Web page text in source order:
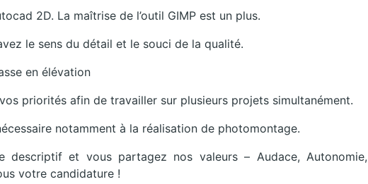
2D. La maîtrise de l’outil GIMP est un plus.
le sens du détail et le souci de la qualité.
en élévation
priorités afin de travailler sur plusieurs projets simultanément.
notamment à la réalisation de photomontage.
descriptif et vous partagez nos valeurs – Audace, Autonomie,
votre candidature !